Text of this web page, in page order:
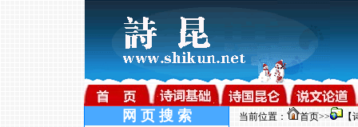
网 页 搜 索 当前位置： 首页>>